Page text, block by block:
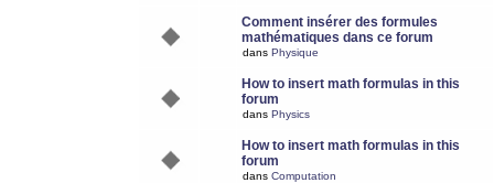
Comment insérer des formules
mathématiques dans ce forum
dans Physique
How to insert math formulas in this
forum
dans Physics
How to insert math formulas in this
forum
dans Computation